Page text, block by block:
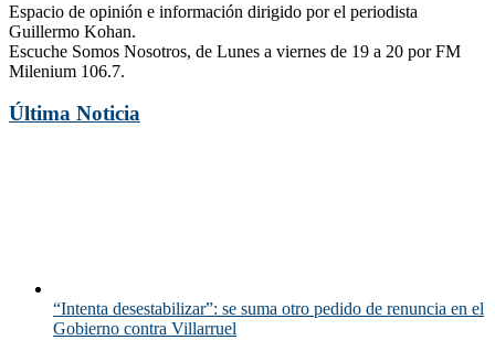
Espacio de opinión e información dirigido por el periodista
Guillermo Kohan.
Escuche Somos Nosotros, de Lunes a viernes de 19 a 20 por FM
Milenium 106.7.
Última Noticia
“Intenta desestabilizar”: se suma otro pedido de renuncia en el
Gobierno contra Villarruel